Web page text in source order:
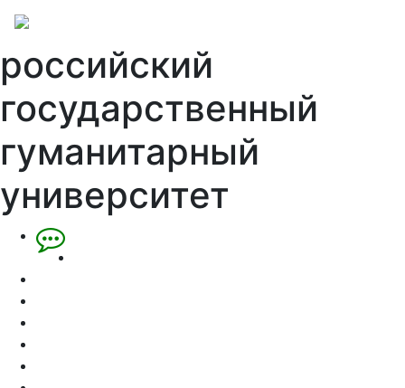
российский
государственный
гуманитарный
университет